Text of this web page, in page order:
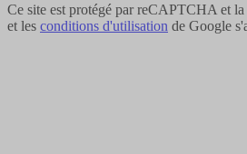
Ce site est protégé par reCAPTCHA et la
et les conditions d'utilisation de Google